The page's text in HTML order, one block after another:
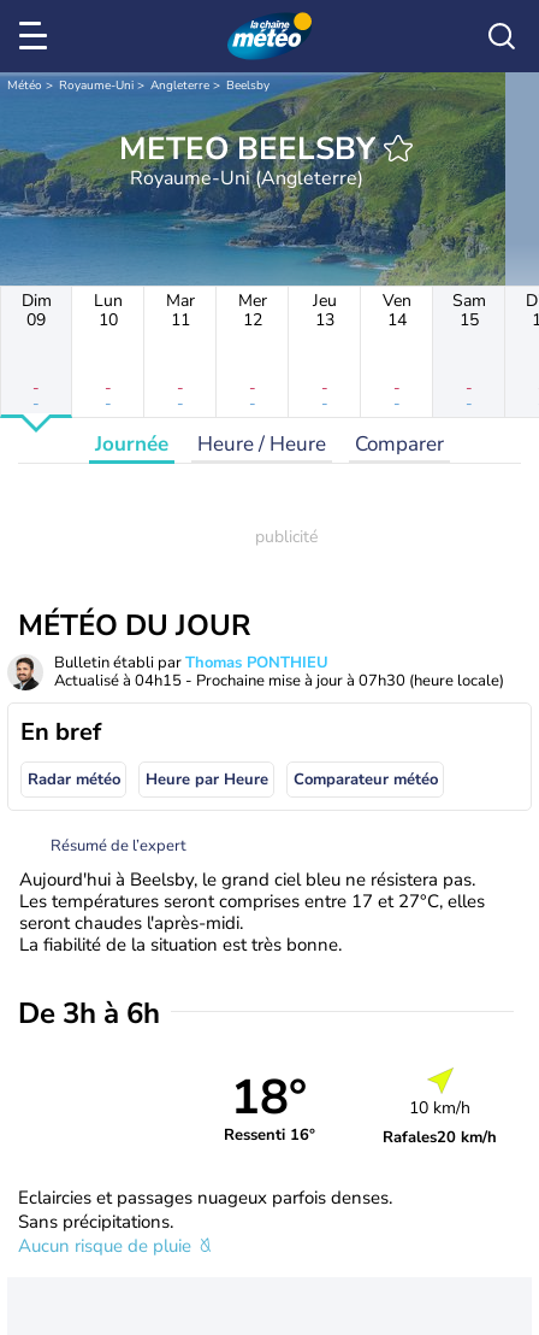
Météo Royaume-Uni Angleterre Beelsby
METEO BEELSBY
Royaume-Uni (Angleterre)
Dim
09
-
-
Lun
10
-
-
Mar
11
-
-
Mer
12
-
-
Jeu
13
-
-
Ven
14
-
-
Sam
15
-
-
Journée Heure / Heure Comparer
MÉTÉO DU JOUR
Bulletin établi parThomas PONTHIEU
Actualisé à 04h15 - Prochaine mise à jour à 07h30 (heure locale)
En bref
Radar météo Heure par Heure Comparateur météo
Résumé de l’expert
Aujourd'hui à Beelsby, le grand ciel bleu ne résistera pas.
Les températures seront comprises entre 17 et 27°C, elles
seront chaudes l'après-midi.
La fiabilité de la situation est très bonne.
De 3h à 6h
18°
Ressenti 16°
10 km/h
Rafales20 km/h
Eclaircies et passages nuageux parfois denses.
Sans précipitations.
Aucun risque de pluie